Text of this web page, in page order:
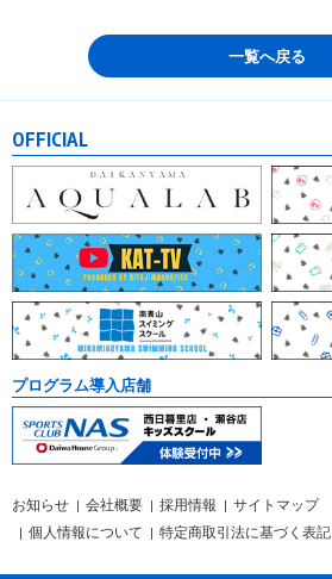
一覧へ戻る
OFFICIAL
プログラム導入店舗
お知らせ 会社概要 採用情報
サイトマップ
個人情報について
特定商取引法に基づく表記